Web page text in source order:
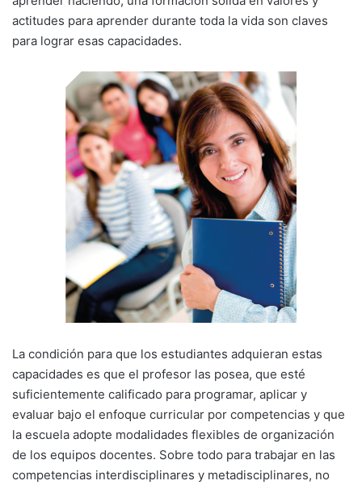
actitudes para aprender durante toda la vida son claves
para lograr esas capacidades.
La condición para que los estudiantes adquieran estas
capacidades es que el profesor las posea, que esté
suficientemente calificado para programar, aplicar y
evaluar bajo el enfoque curricular por competencias y que
la escuela adopte modalidades flexibles de organización
de los equipos docentes. Sobre todo para trabajar en las
competencias interdisciplinares y metadisciplinares, no